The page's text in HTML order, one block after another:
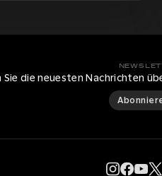
Sie die neuesten Nachrichten